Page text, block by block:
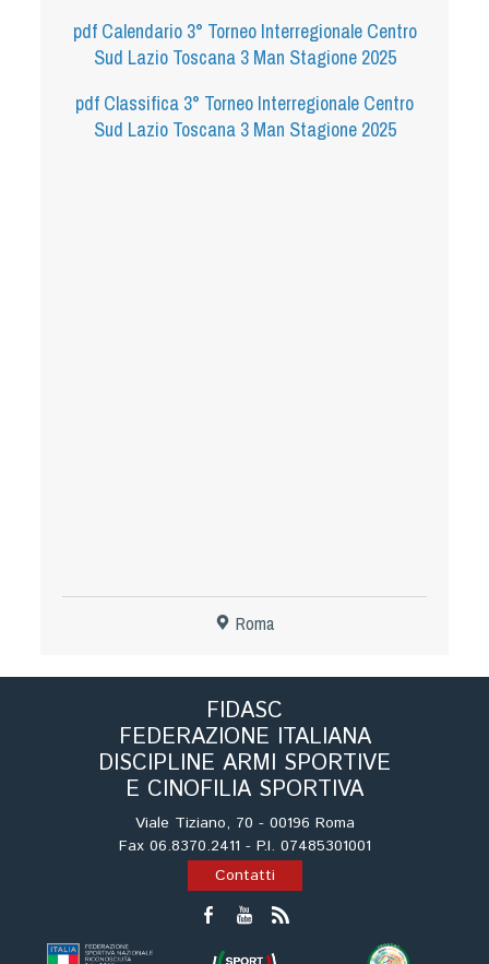
pdfCalendario 3° Torneo Interregionale Centro
Sud Lazio Toscana 3 Man Stagione 2025
pdf Classifica 3° Torneo Interregionale Centro
Sud Lazio Toscana 3 Man Stagione 2025
Roma
FIDASC
FEDERAZIONE ITALIANA
DISCIPLINE ARMI SPORTIVE
E CINOFILIA SPORTIVA
Viale Tiziano, 70 - 00196 Roma
Fax 06.8370.2411 - P.I. 07485301001
Contatti
Tiro con l'arco da caccia
Field Target
Obedience
Retriever Sport
Ricerca Tartufo
Sheepdog
Sport acquatici
Treibball
Ipo Delta
Freestyle
Protezione civile Sportiva